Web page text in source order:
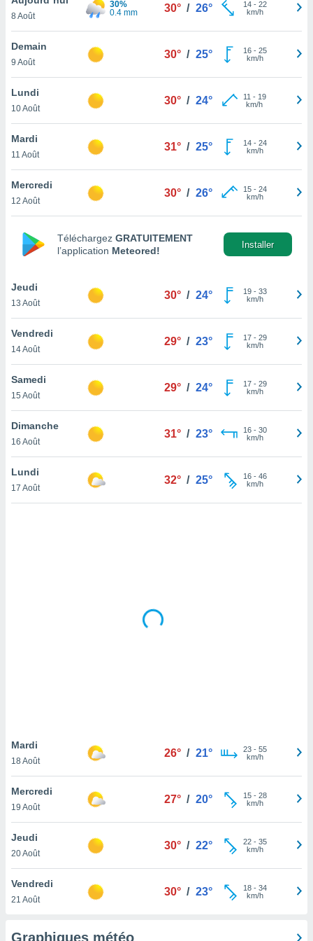
et
»,
au
vous
qu'ils
ou
le
ainsi
un
la
du
votre
à
en
le
notre
que
et que
8 Août
30%
0.4 mm
30° / 26° 14- 22
km/h
Demain
9 Août
30° / 25° 16- 25
km/h
Lundi
10 Août
30° / 24° 11 - 19
km/h
Mardi
11 Août
31° / 25° 14- 24
km/h
Mercredi
12 Août
30° / 26° 15- 24
km/h
Téléchargez GRATUITEMENT
l’application Meteored!
Installer
Jeudi
13 Août
30° / 24° 19- 33
km/h
Vendredi
14 Août
29° / 23° 17- 29
km/h
Samedi
15 Août
29° / 24° 17- 29
km/h
Dimanche
16 Août
31° / 23° 16- 30
km/h
Lundi
17 Août
32° / 25° 16- 46
km/h
Mardi
18 Août
26° / 21° 23- 55
km/h
Mercredi
19 Août
27° / 20° 15- 28
km/h
Jeudi
20 Août
30° / 22° 22- 35
km/h
Vendredi
21 Août
30° / 23° 18- 34
km/h
Graphiques météo